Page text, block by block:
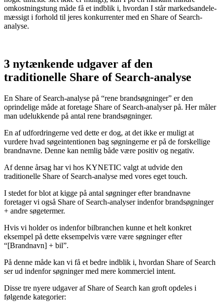
omkostningstung måde få et indblik i, hvordan I står markedsandele-
mæssigt i forhold til jeres konkurrenter med en Share of Search-
analyse.
3 nytænkende udgaver af den
traditionelle Share of Search-analyse
En Share of Search-analyse på “rene brandsøgninger” er den
oprindelige måde at foretage Share of Search-analyser på. Her måler
man udelukkende på antal rene brandsøgninger.
En af udfordringerne ved dette er dog, at det ikke er muligt at
vurdere hvad søgeintentionen bag søgningerne er på de forskellige
brandnavne. Denne kan nemlig både være positiv og negativ.
Af denne årsag har vi hos KYNETIC valgt at udvide den
traditionelle Share of Search-analyse med vores eget touch.
I stedet for blot at kigge på antal søgninger efter brandnavne
foretager vi også Share of Search-analyser indenfor brandsøgninger
+ andre søgetermer.
Hvis vi holder os indenfor bilbranchen kunne et helt konkret
eksempel på dette eksempelvis være være søgninger efter
“[Brandnavn] + bil”.
På denne måde kan vi få et bedre indblik i, hvordan Share of Search
ser ud indenfor søgninger med mere kommerciel intent.
Disse tre nyere udgaver af Share of Search kan groft opdeles i
følgende kategorier: